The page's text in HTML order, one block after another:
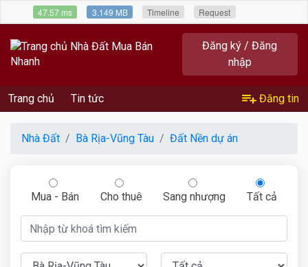
Đăng ký / Đăng
nhập
Trang chủ Tin tức Đăng tin
Nhà Đất Bà Rịa-Vũng Tàu Đất Nền dự án
Mua - Bán Cho thuê Sang nhượng Tất cả
47.57 ms 3.149 MB Timeline Request